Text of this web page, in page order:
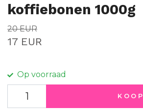
koffiebonen 1000g
20 EUR
17 EUR
Op voorraad
KOOP